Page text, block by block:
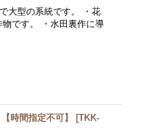
大型の系統です。 ・花
です。 ・水田裏作に導
時間指定不可】 [TKK-